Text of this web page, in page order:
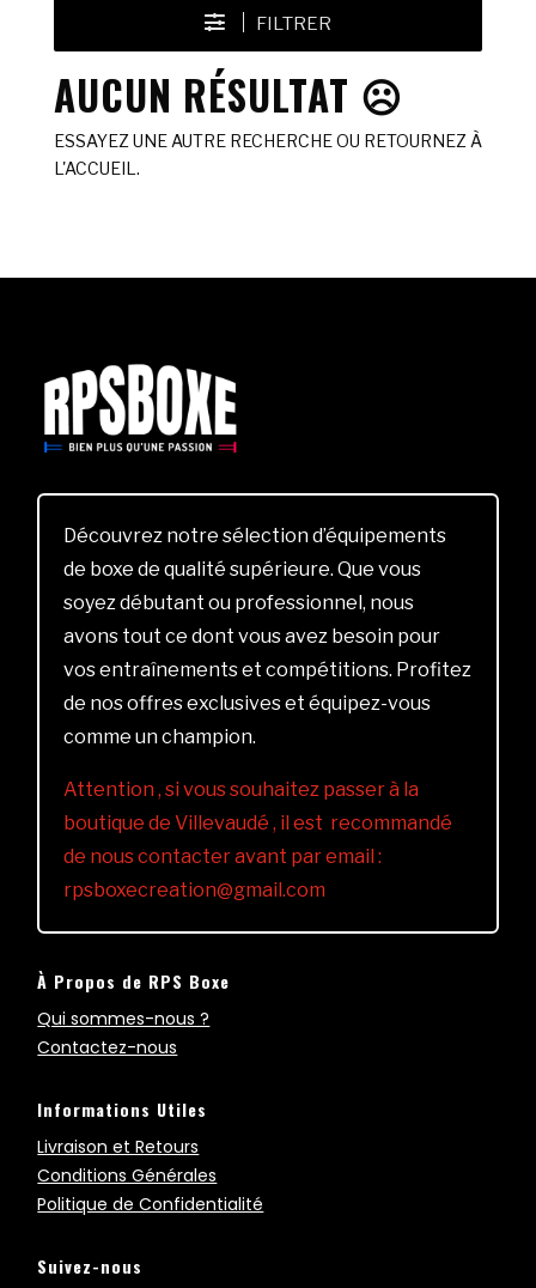
FILTRER
AUCUN RÉSULTAT ☹️
ESSAYEZ UNE AUTRE RECHERCHE OU RETOURNEZ À
L'ACCUEIL.
Découvrez notre sélection d’équipements
de boxe de qualité supérieure. Que vous
soyez débutant ou professionnel, nous
avons tout ce dont vous avez besoin pour
vos entraînements et compétitions. Profitez
de nos offres exclusives et équipez-vous
comme un champion.
Attention , si vous souhaitez passer à la
boutique de Villevaudé , il est recommandé
de nous contacter avant par email :
rpsboxecreation@gmail.com
À Propos de RPS Boxe
Qui sommes-nous ?
Contactez-nous
Informations Utiles
Livraison et Retours
Conditions Générales
Politique de Confidentialité
Suivez-nous